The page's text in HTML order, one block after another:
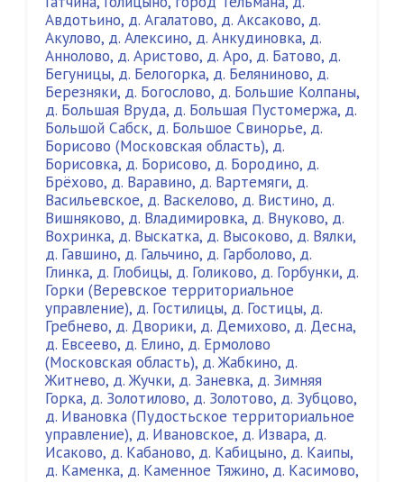
Авдотьино, д. Агалатово, д. Аксаково, д.
Акулово, д. Алексино, д. Анкудиновка, д.
Аннолово, д. Аристово, д. Аро, д. Батово, д.
Бегуницы, д. Белогорка, д. Беляниново, д.
Березняки, д. Богослово, д. Большие Колпаны,
д. Большая Вруда, д. Большая Пустомержа, д.
Большой Сабск, д. Большое Свинорье, д.
Борисово (Московская область), д.
Борисовка, д. Борисово, д. Бородино, д.
Брёхово, д. Варавино, д. Вартемяги, д.
Васильевское, д. Васкелово, д. Вистино, д.
Вишняково, д. Владимировка, д. Внуково, д.
Вохринка, д. Выскатка, д. Высоково, д. Вялки,
д. Гавшино, д. Гальчино, д. Гарболово, д.
Глинка, д. Глобицы, д. Голиково, д. Горбунки, д.
Горки (Веревское территориальное
управление), д. Гостилицы, д. Гостицы, д.
Гребнево, д. Дворики, д. Демихово, д. Десна,
д. Евсеево, д. Елино, д. Ермолово
(Московская область), д. Жабкино, д.
Житнево, д. Жучки, д. Заневка, д. Зимняя
Горка, д. Золотилово, д. Золотово, д. Зубцово,
д. Ивановка (Пудостьское территориальное
управление), д. Ивановское, д. Извара, д.
Исаково, д. Кабаново, д. Кабицыно, д. Каипы,
д. Каменка, д. Каменное Тяжино, д. Касимово,